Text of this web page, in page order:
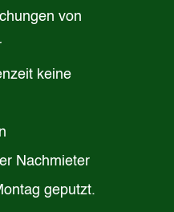
von
keine
Nachmieter
geputzt.